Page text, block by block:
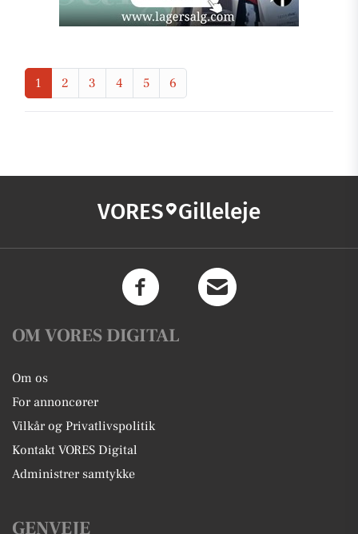
1 2 3 4 5 6
VORES Gilleleje
OM VORES DIGITAL
Om os
For annoncører
Vilkår og Privatlivspolitik
Kontakt VORES Digital
Administrer samtykke
GENVEJE